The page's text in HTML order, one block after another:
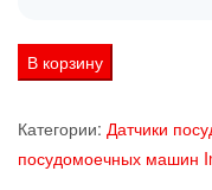
Количество
товара
мутности
посудомоечной
В корзину
Категории: Датчики
посудомоечных машин